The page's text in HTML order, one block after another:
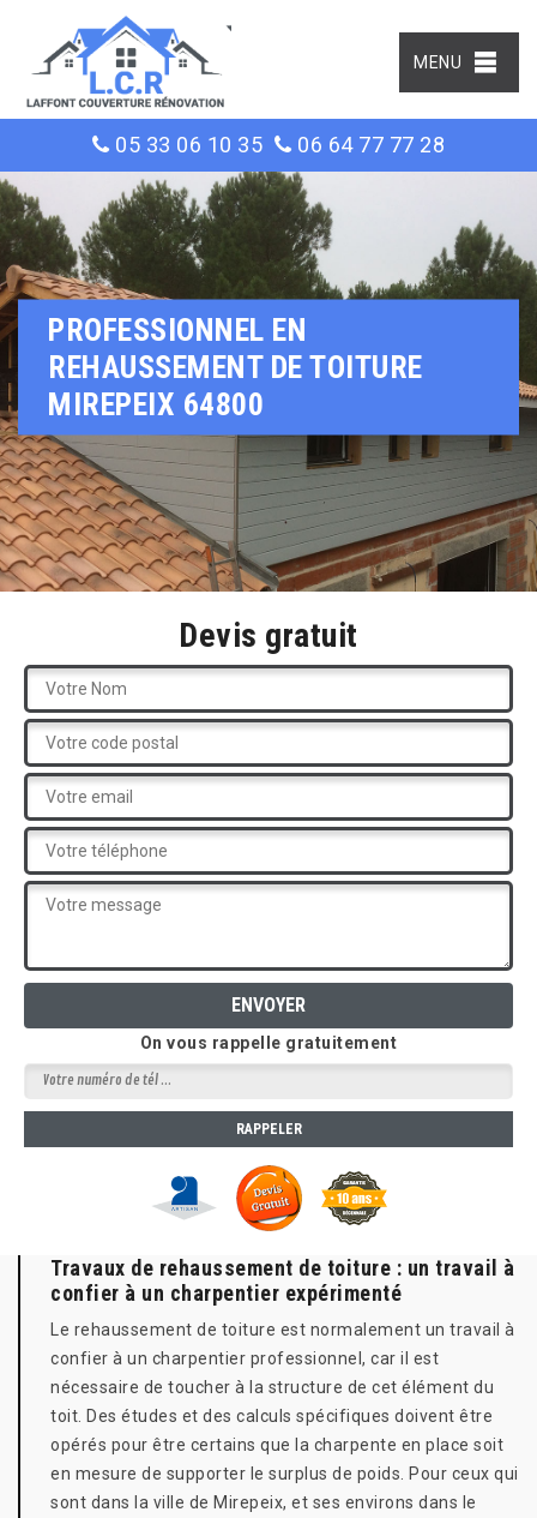
MENU
05 33 06 10 35 06 64 77 77 28
PROFESSIONNEL EN
REHAUSSEMENT DE TOITURE
MIREPEIX 64800
Devis gratuit
On vous rappelle gratuitement
Travaux de rehaussement de toiture : un travail à
confier à un charpentier expérimenté
Le rehaussement de toiture est normalement un travail à
confier à un charpentier professionnel, car il est
nécessaire de toucher à la structure de cet élément du
toit. Des études et des calculs spécifiques doivent être
opérés pour être certains que la charpente en place soit
en mesure de supporter le surplus de poids. Pour ceux qui
sont dans la ville de Mirepeix, et ses environs dans le